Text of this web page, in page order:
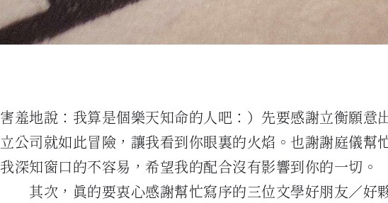
害羞地說：我算是個樂天知命的人吧：）先要感謝立衡願意
立公司就如此冒險，讓我看到你眼裏的火焰。也謝謝庭儀幫
我深知窗口的不容易，希望我的配合沒有影響到你的一切。
其次，真的要衷心感謝幫忙寫序的三位文學好朋友／好